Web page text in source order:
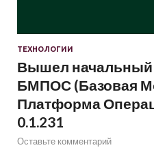
ТЕХНОЛОГИИ
Вышел начальный
БМПОС (Базовая
Платформа
0.1.231
Оставьте комментарий